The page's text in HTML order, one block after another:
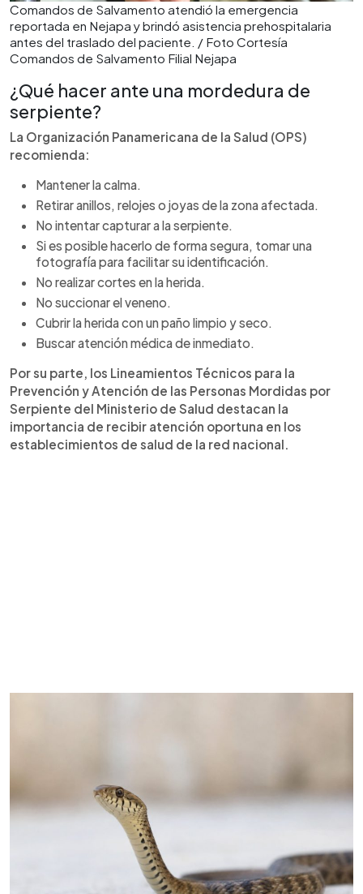
Comandos de Salvamento atendió la emergencia
reportada en Nejapa y brindó asistencia prehospitalaria
antes del traslado del paciente. / Foto Cortesía
Comandos de Salvamento Filial Nejapa
¿Qué hacer ante una mordedura de
serpiente?
La Organización Panamericana de la Salud (OPS)
recomienda:
Mantener la calma.
Retirar anillos, relojes o joyas de la zona afectada.
No intentar capturar a la serpiente.
Si es posible hacerlo de forma segura, tomar una
fotografía para facilitar su identificación.
No realizar cortes en la herida.
No succionar el veneno.
Cubrir la herida con un paño limpio y seco.
Buscar atención médica de inmediato.
Por su parte, los Lineamientos Técnicos para la
Prevención y Atención de las Personas Mordidas por
Serpiente del Ministerio de Salud destacan la
importancia de recibir atención oportuna en los
establecimientos de salud de la red nacional.